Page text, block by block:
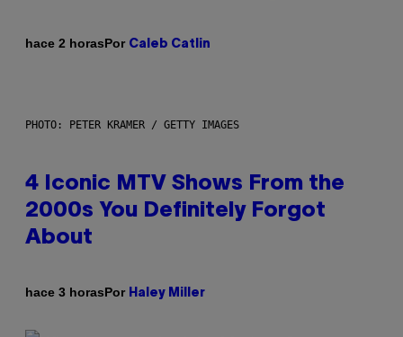
hace 2 horasPor Caleb Catlin
PHOTO: PETER KRAMER / GETTY IMAGES
4 Iconic MTV Shows From the
2000s You Definitely Forgot
About
hace 3 horasPor Haley Miller